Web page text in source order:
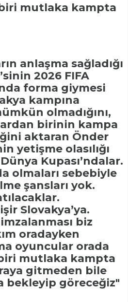
mutlaka kampta
anlaşma sağladığı
2026 FIFA
forma giymesi
kampına
olmadığını,
birinin kampa
aktaran Önder
yetişme olasılığı
Kupası’ndalar.
olmaları sebebiyle
şansları yok.
Slovakya’ya.
biz
oradayken
oyuncular orada
mutlaka kampta
gitmeden bile
bekleyip göreceğiz"